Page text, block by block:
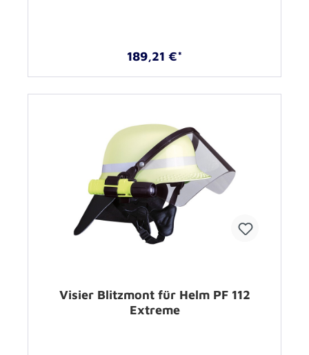
189,21 €*
Visier Blitzmont für Helm PF 112
Extreme